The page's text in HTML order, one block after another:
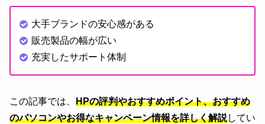
大手ブランドの安心感がある
販売製品の幅が広い
充実したサポート体制
この記事では、 HPの評判やおすすめポイント、おすすめ
のパソコンやお得なキャンペーン情報を詳しく解説してい